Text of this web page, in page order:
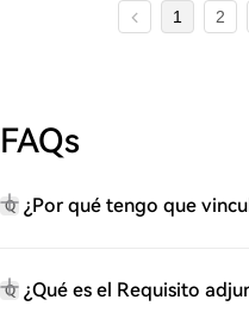
1 2
FAQs
Q ¿Por qué tengo que
Q ¿Qué es el Requisito